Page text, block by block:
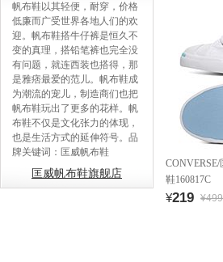
帆布鞋以其轻便，耐穿，价格
低廉而广受世界各地人们的欢
迎。帆布鞋搭牛仔裤是恒久不
变的真理，搭铅笔裤也完全没
有问题，就连西装也搭得，那
是雅痞最爱的范儿。帆布鞋成
为潮流的宠儿，制造商们也把
帆布鞋玩出了更多的花样。帆
布鞋不仅是文化张力的体现，
也是生活方式的延伸符号。品
牌关键词：匡威帆布鞋
匡威帆布鞋旗舰店
CONVERSE/
鞋160817C
¥219 ¥499